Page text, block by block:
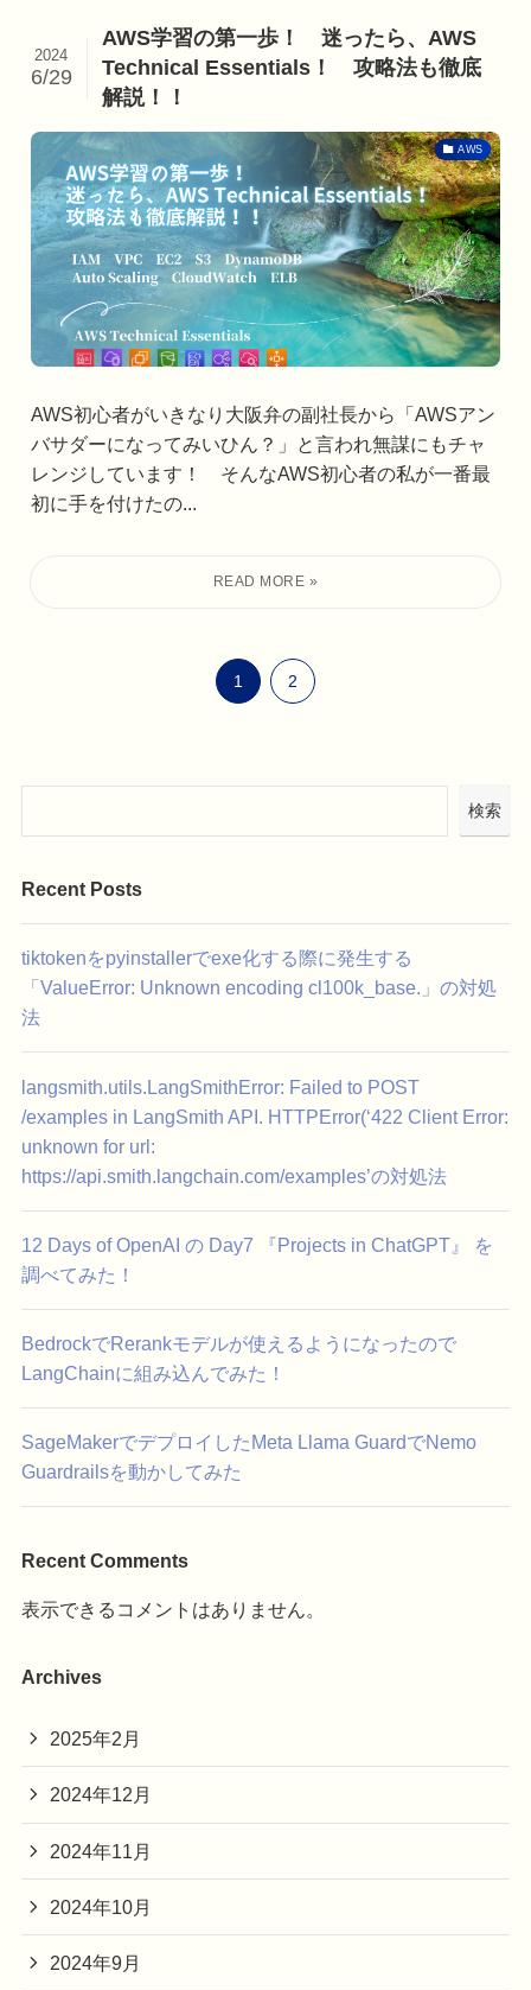
AWS学習の第一歩！ 迷ったら、AWS
Technical Essentials！ 攻略法も徹底
解説！！
2024
6/29
AWS
AWS初心者がいきなり大阪弁の副社長から「AWSアン
バサダーになってみいひん？」と言われ無謀にもチャ
レンジしています！ そんなAWS初心者の私が一番最
初に手を付けたの...
1 2
検索
Recent Posts
tiktokenをpyinstallerでexe化する際に発生する
「ValueError: Unknown encoding cl100k_base.」の対処
法
langsmith.utils.LangSmithError: Failed to POST
/examples in LangSmith API. HTTPError(‘422 Client Error:
unknown for url:
https://api.smith.langchain.com/examples’の対処法
12 Days of OpenAI の Day7 『Projects in ChatGPT』 を
調べてみた！
BedrockでRerankモデルが使えるようになったので
LangChainに組み込んでみた！
SageMakerでデプロイしたMeta Llama GuardでNemo
Guardrailsを動かしてみた
Recent Comments
表示できるコメントはありません。
Archives
2025年2月
2024年12月
2024年11月
2024年10月
2024年9月